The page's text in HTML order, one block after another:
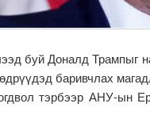
буй Доналд Трампыг
баривчлах
тэрбээр АНУ-ын